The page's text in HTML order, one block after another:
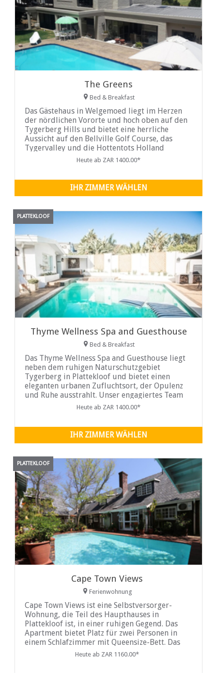
The Greens
Bed & Breakfast
Das Gästehaus in Welgemoed liegt im Herzen
der nördlichen Vororte und hoch oben auf den
Tygerberg Hills und bietet eine herrliche
Aussicht auf den Bellville Golf Course, das
Tygervalley und die Hottentots Holland
Mountain Range des Boland. The Greens bietet
Heute ab ZAR 1400.00*
IHR ZIMMER WÄHLEN
PLATTEKLOOF
Thyme Wellness Spa and Guesthouse
Bed & Breakfast
Das Thyme Wellness Spa and Guesthouse liegt
neben dem ruhigen Naturschutzgebiet
Tygerberg in Plattekloof und bietet einen
eleganten urbanen Zufluchtsort, der Opulenz
und Ruhe ausstrahlt. Unser engagiertes Team
von Fachleuten geht gerne auf Ihre Wünsche ein
gesamten Aufenthalts.
Heute ab ZAR 1400.00*
IHR ZIMMER WÄHLEN
PLATTEKLOOF
Cape Town Views
Ferienwohnung
Cape Town Views ist eine Selbstversorger-
Wohnung, die Teil des Haupthauses in
Plattekloof ist, in einer ruhigen Gegend. Das
Apartment bietet Platz für zwei Personen in
einem Schlafzimmer mit Queensize-Bett. Das
Heute ab ZAR 1160.00*